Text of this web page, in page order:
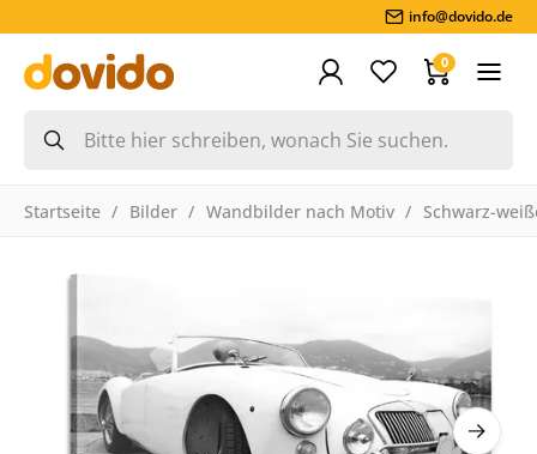
info@dovido.de
0
Startseite Bilder Wandbilder nach Motiv Schwarz-